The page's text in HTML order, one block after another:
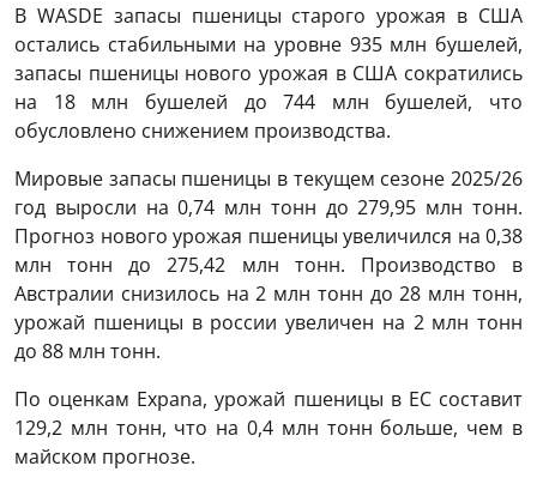
В WASDE запасы пшеницы старого урожая в США
остались стабильными на уровне 935 млн бушелей,
запасы пшеницы нового урожая в США сократились
на 18 млн бушелей до 744 млн бушелей, что
обусловлено снижением производства.
Мировые запасы пшеницы в текущем сезоне 2025/26
год выросли на 0,74 млн тонн до 279,95 млн тонн.
Прогноз нового урожая пшеницы увеличился на 0,38
млн тонн до 275,42 млн тонн. Производство в
Австралии снизилось на 2 млн тонн до 28 млн тонн,
урожай пшеницы в россии увеличен на 2 млн тонн
до 88 млн тонн.
По оценкам Expana, урожай пшеницы в ЕС составит
129,2 млн тонн, что на 0,4 млн тонн больше, чем в
майском прогнозе.